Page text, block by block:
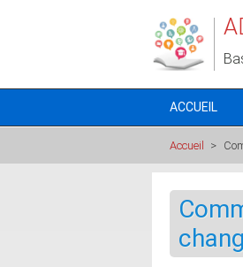
ACCUEIL
Accueil >